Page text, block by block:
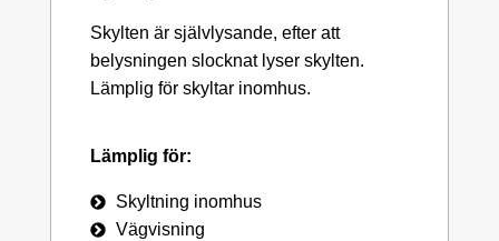
Skylten är självlysande, efter att
belysningen slocknat lyser skylten.
Lämplig för skyltar inomhus.
Lämplig för:
Skyltning inomhus
Vägvisning